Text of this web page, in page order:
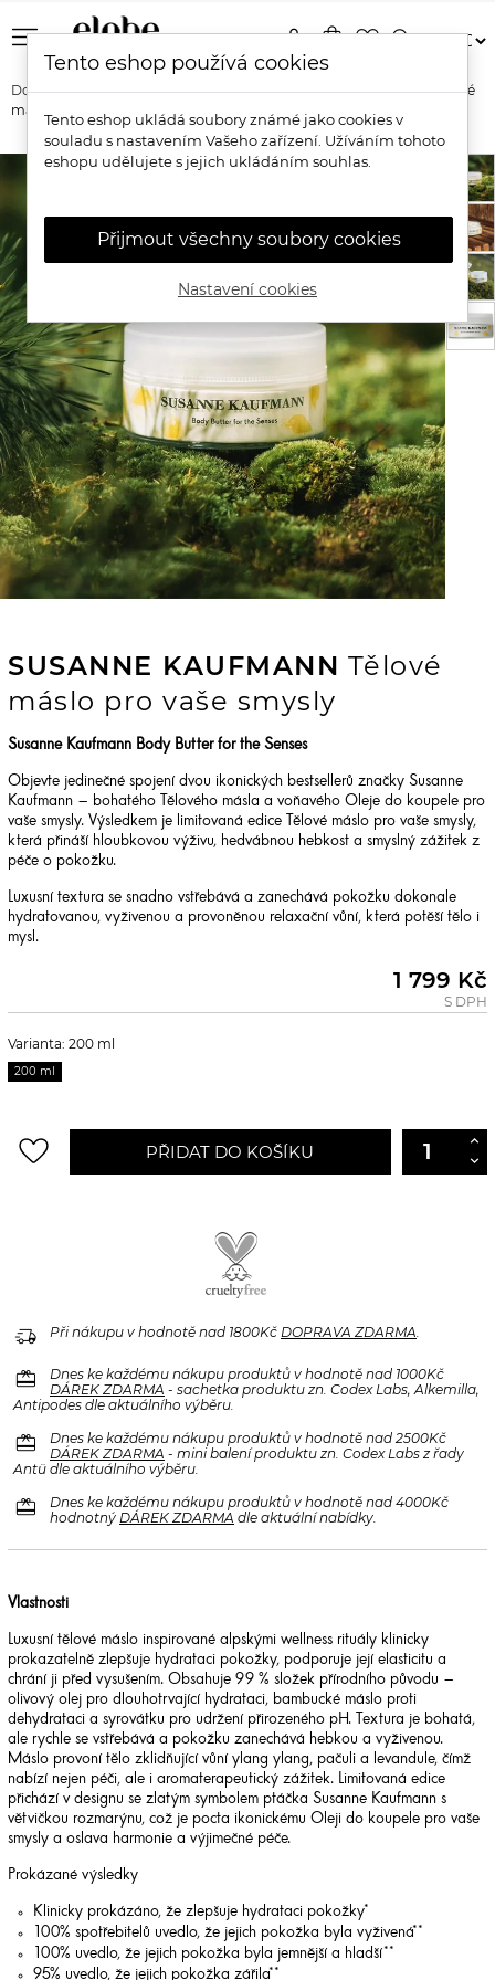
menu shopping_bagfavorite_bordersearch
person
Domů Značky Susanne Kaufmann
Susanne Kaufmann Tělové
máslo pro vaše smysly
SUSANNE KAUFMANN Tělové
máslo pro vaše smysly
Susanne Kaufmann Body Butter for the Senses
Objevte jedinečné spojení dvou ikonických bestsellerů značky Susanne
Kaufmann – bohatého Tělového másla a voňavého Oleje do koupele pro
vaše smysly. Výsledkem je limitovaná edice Tělové máslo pro vaše smysly,
která přináší hloubkovou výživu, hedvábnou hebkost a smyslný zážitek z
péče o pokožku.
Luxusní textura se snadno vstřebává a zanechává pokožku dokonale
hydratovanou, vyživenou a provoněnou relaxační vůní, která potěší tělo i
mysl.
1 799 Kč
S DPH
Varianta: 200 ml
200 ml
favorite_border PŘIDAT DO KOŠÍKU
delivery_truck_speed Při nákupu v hodnotě nad 1800Kč DOPRAVA ZDARMA
redeem
Dnes ke každému nákupu produktů v hodnotě nad 1000Kč
DÁREK ZDARMA - sachetka produktu zn. Codex Labs, Alkemilla,
Antipodes dle aktuálního výběru.
redeem
Dnes ke každému nákupu produktů v hodnotě nad 2500Kč
DÁREK ZDARMA - mini balení produktu zn. Codex Labs z řady
Antü dle aktuálního výběru.
redeem
Dnes ke každému nákupu produktů v hodnotě nad 4000Kč
hodnotný DÁREK ZDARMA dle aktuální nabídky.
Vlastnosti
Luxusní tělové máslo inspirované alpskými wellness rituály klinicky
prokazatelně zlepšuje hydrataci pokožky, podporuje její elasticitu a
chrání ji před vysušením. Obsahuje 99 % složek přírodního původu –
olivový olej pro dlouhotrvající hydrataci, bambucké máslo proti
dehydrataci a syrovátku pro udržení přirozeného pH. Textura je bohatá,
ale rychle se vstřebává a pokožku zanechává hebkou a vyživenou.
Máslo provoní tělo zklidňující vůní ylang ylang, pačuli a levandule, čímž
nabízí nejen péči, ale i aromaterapeutický zážitek. Limitovaná edice
přichází v designu se zlatým symbolem ptáčka Susanne Kaufmann s
větvičkou rozmarýnu, což je pocta ikonickému Oleji do koupele pro vaše
smysly a oslava harmonie a výjimečné péče.
Prokázané výsledky
Klinicky prokázáno, že zlepšuje hydrataci pokožky*
100% spotřebitelů uvedlo, že jejich pokožka byla vyživená**
100% uvedlo, že jejich pokožka byla jemnější a hladší**
95% uvedlo, že jejich pokožka zářila**
Tento eshop používá cookies
Tento eshop ukládá soubory známé jako cookies v
souladu s nastavením Vašeho zařízení. Užíváním tohoto
eshopu udělujete s jejich ukládáním souhlas.
Přijmout všechny soubory cookies
Nastavení cookies